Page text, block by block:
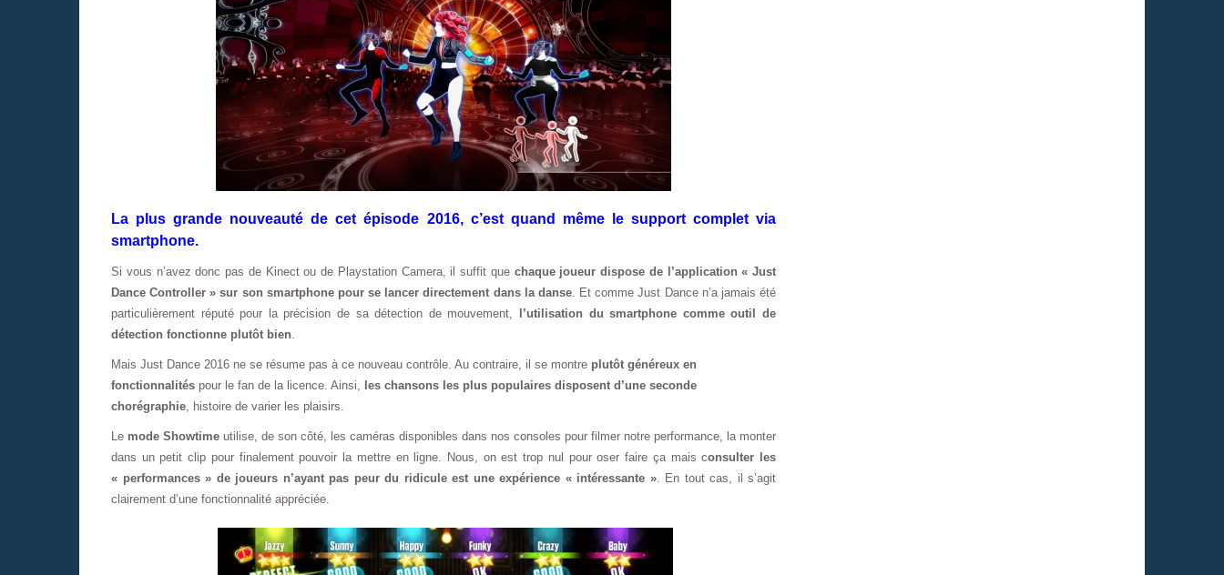
La plus grande nouveauté de cet épisode 2016, c’est quand même le support complet via
smartphone.
Si vous n’avez donc pas de Kinect ou de Playstation Camera, il suffit que chaque joueur dispose de l’application « Just
Dance Controller » sur son smartphone pour se lancer directement dans la danse. Et comme Just Dance n’a jamais été
particulièrement réputé pour la précision de sa détection de mouvement,
l’utilisation du smartphone comme outil de
détection fonctionne plutôt bien.
Mais Just Dance 2016 ne se résume pas à ce nouveau contrôle. Au contraire, il se montre plutôt généreux en
fonctionnalités pour le fan de la licence. Ainsi, les chansons les plus populaires disposent d’une seconde
chorégraphie, histoire de varier les plaisirs.
Le mode Showtime utilise, de son côté, les caméras disponibles dans nos consoles pour filmer notre performance, la monter
dans un petit clip pour finalement pouvoir la mettre en ligne. Nous, on est trop nul pour oser faire ça mais consulter les
« performances » de joueurs n’ayant pas peur du ridicule est une expérience « intéressante ». En tout cas, il s’agit
clairement d’une fonctionnalité appréciée.